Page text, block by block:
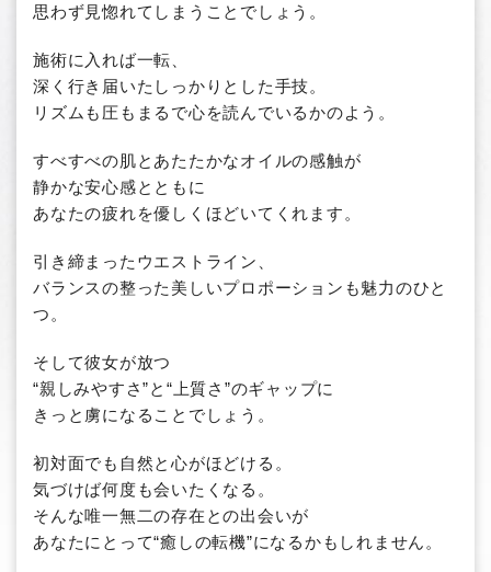
思わず見惚れてしまうことでしょう。
施術に入れば一転、
深く行き届いたしっかりとした手技。
リズムも圧もまるで心を読んでいるかのよう。
すべすべの肌とあたたかなオイルの感触が
静かな安心感とともに
あなたの疲れを優しくほどいてくれます。
引き締まったウエストライン、
バランスの整った美しいプロポーションも魅力のひと
つ。
そして彼女が放つ
“親しみやすさ”と“上質さ”のギャップに
きっと虜になることでしょう。
初対面でも自然と心がほどける。
気づけば何度も会いたくなる。
そんな唯一無二の存在との出会いが
あなたにとって“癒しの転機”になるかもしれません。